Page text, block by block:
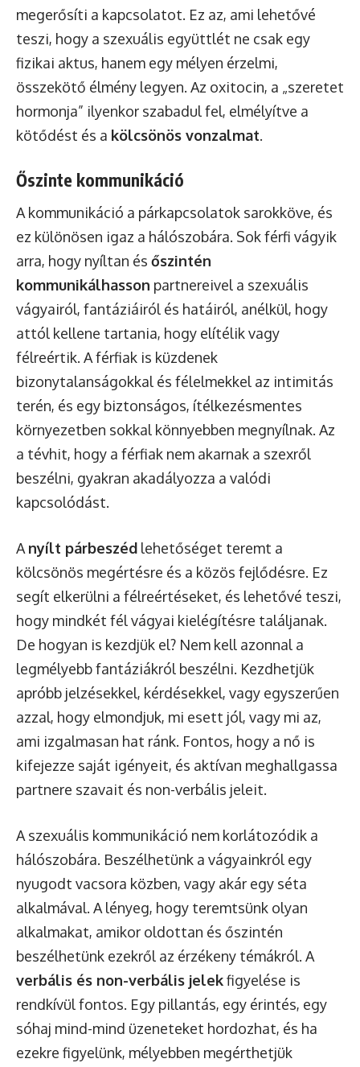
megerősíti a kapcsolatot. Ez az, ami lehetővé
teszi, hogy a szexuális együttlét ne csak egy
fizikai aktus, hanem egy mélyen érzelmi,
összekötő élmény legyen. Az oxitocin, a „szeretet
hormonja” ilyenkor szabadul fel, elmélyítve a
kötődést és a kölcsönös vonzalmat.
Őszinte kommunikáció
A kommunikáció a párkapcsolatok sarokköve, és
ez különösen igaz a hálószobára. Sok férfi vágyik
arra, hogy nyíltan és őszintén
kommunikálhasson partnereivel a szexuális
vágyairól, fantáziáiról és hatáiról, anélkül, hogy
attól kellene tartania, hogy elítélik vagy
félreértik. A férfiak is küzdenek
bizonytalanságokkal és félelmekkel az intimitás
terén, és egy biztonságos, ítélkezésmentes
környezetben sokkal könnyebben megnyílnak. Az
a tévhit, hogy a férfiak nem akarnak a szexről
beszélni, gyakran akadályozza a valódi
kapcsolódást.
A nyílt párbeszéd lehetőséget teremt a
kölcsönös megértésre és a közös fejlődésre. Ez
segít elkerülni a félreértéseket, és lehetővé teszi,
hogy mindkét fél vágyai kielégítésre találjanak.
De hogyan is kezdjük el? Nem kell azonnal a
legmélyebb fantáziákról beszélni. Kezdhetjük
apróbb jelzésekkel, kérdésekkel, vagy egyszerűen
azzal, hogy elmondjuk, mi esett jól, vagy mi az,
ami izgalmasan hat ránk. Fontos, hogy a nő is
kifejezze saját igényeit, és aktívan meghallgassa
partnere szavait és non-verbális jeleit.
A szexuális kommunikáció nem korlátozódik a
hálószobára. Beszélhetünk a vágyainkról egy
nyugodt vacsora közben, vagy akár egy séta
alkalmával. A lényeg, hogy teremtsünk olyan
alkalmakat, amikor oldottan és őszintén
beszélhetünk ezekről az érzékeny témákról. A
verbális és non-verbális jelekfigyelése is
rendkívül fontos. Egy pillantás, egy érintés, egy
sóhaj mind-mind üzeneteket hordozhat, és ha
ezekre figyelünk, mélyebben megérthetjük